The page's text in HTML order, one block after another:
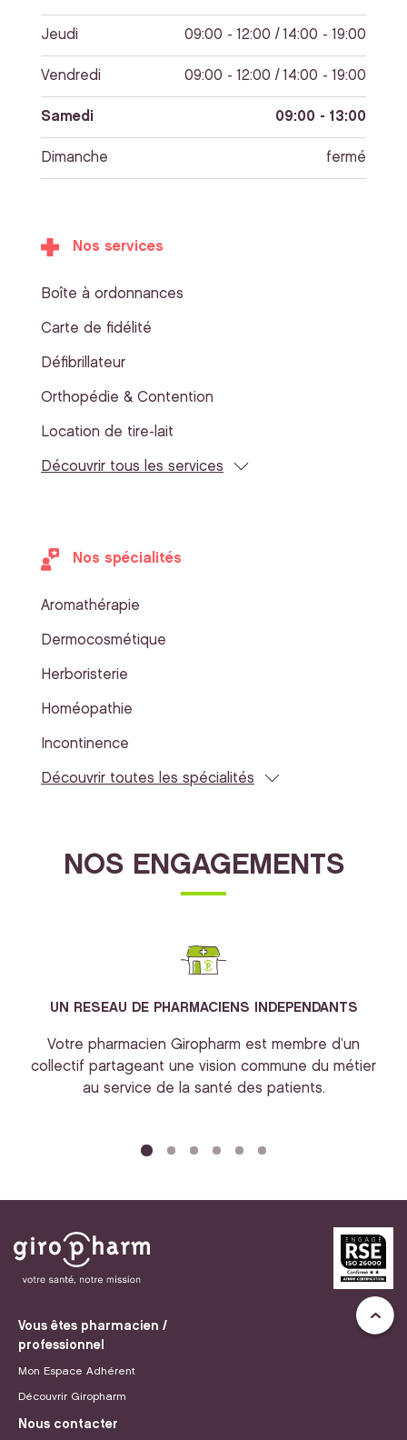
Jeudi 09:00 - 12:00 / 14:00 - 19:00
Vendredi 09:00 - 12:00 / 14:00 - 19:00
Samedi 09:00 - 13:00
Dimanche fermé
Nos services
Boîte à ordonnances
Carte de fidélité
Défibrillateur
Orthopédie & Contention
Location de tire-lait
Découvrir tous les services
Nos spécialités
Aromathérapie
Dermocosmétique
Herboristerie
Homéopathie
Incontinence
Découvrir toutes les spécialités
NOS ENGAGEMENTS
UN RESEAU DE PHARMACIENS INDEPENDANTS
Votre pharmacien Giropharm est membre d’un
collectif partageant une vision commune du métier
au service de la santé des patients.
Vous êtes pharmacien /
professionnel
Mon Espace Adhérent
Découvrir Giropharm
Nous contacter